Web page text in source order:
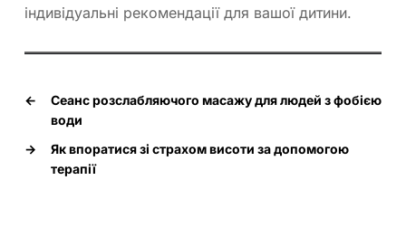
індивідуальні рекомендації для вашої дитини.
←
Сеанс розслабляючого масажу для людей з фобією
води
→
Як впоратися зі страхом висоти за допомогою
терапії